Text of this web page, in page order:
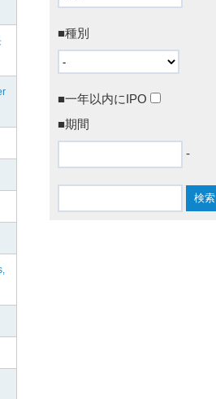
■種別
■一年以内にIPO
■期間
-